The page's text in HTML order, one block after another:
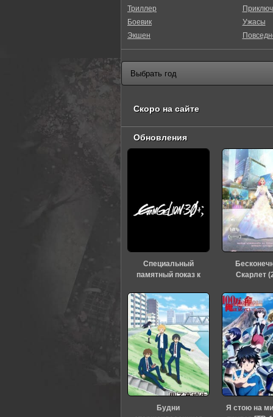
Триллер
Боевик
Экшен
Ужасы
Скоро на сайте
Обновления
Специальный
памятный показ к
«Евангелиона» (2026)
Скарлет
Будни
Я стою на